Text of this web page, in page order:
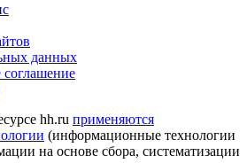
данных
соглашение
hh.ru применяются
(информационные технологии
на основе сбора, систематизации